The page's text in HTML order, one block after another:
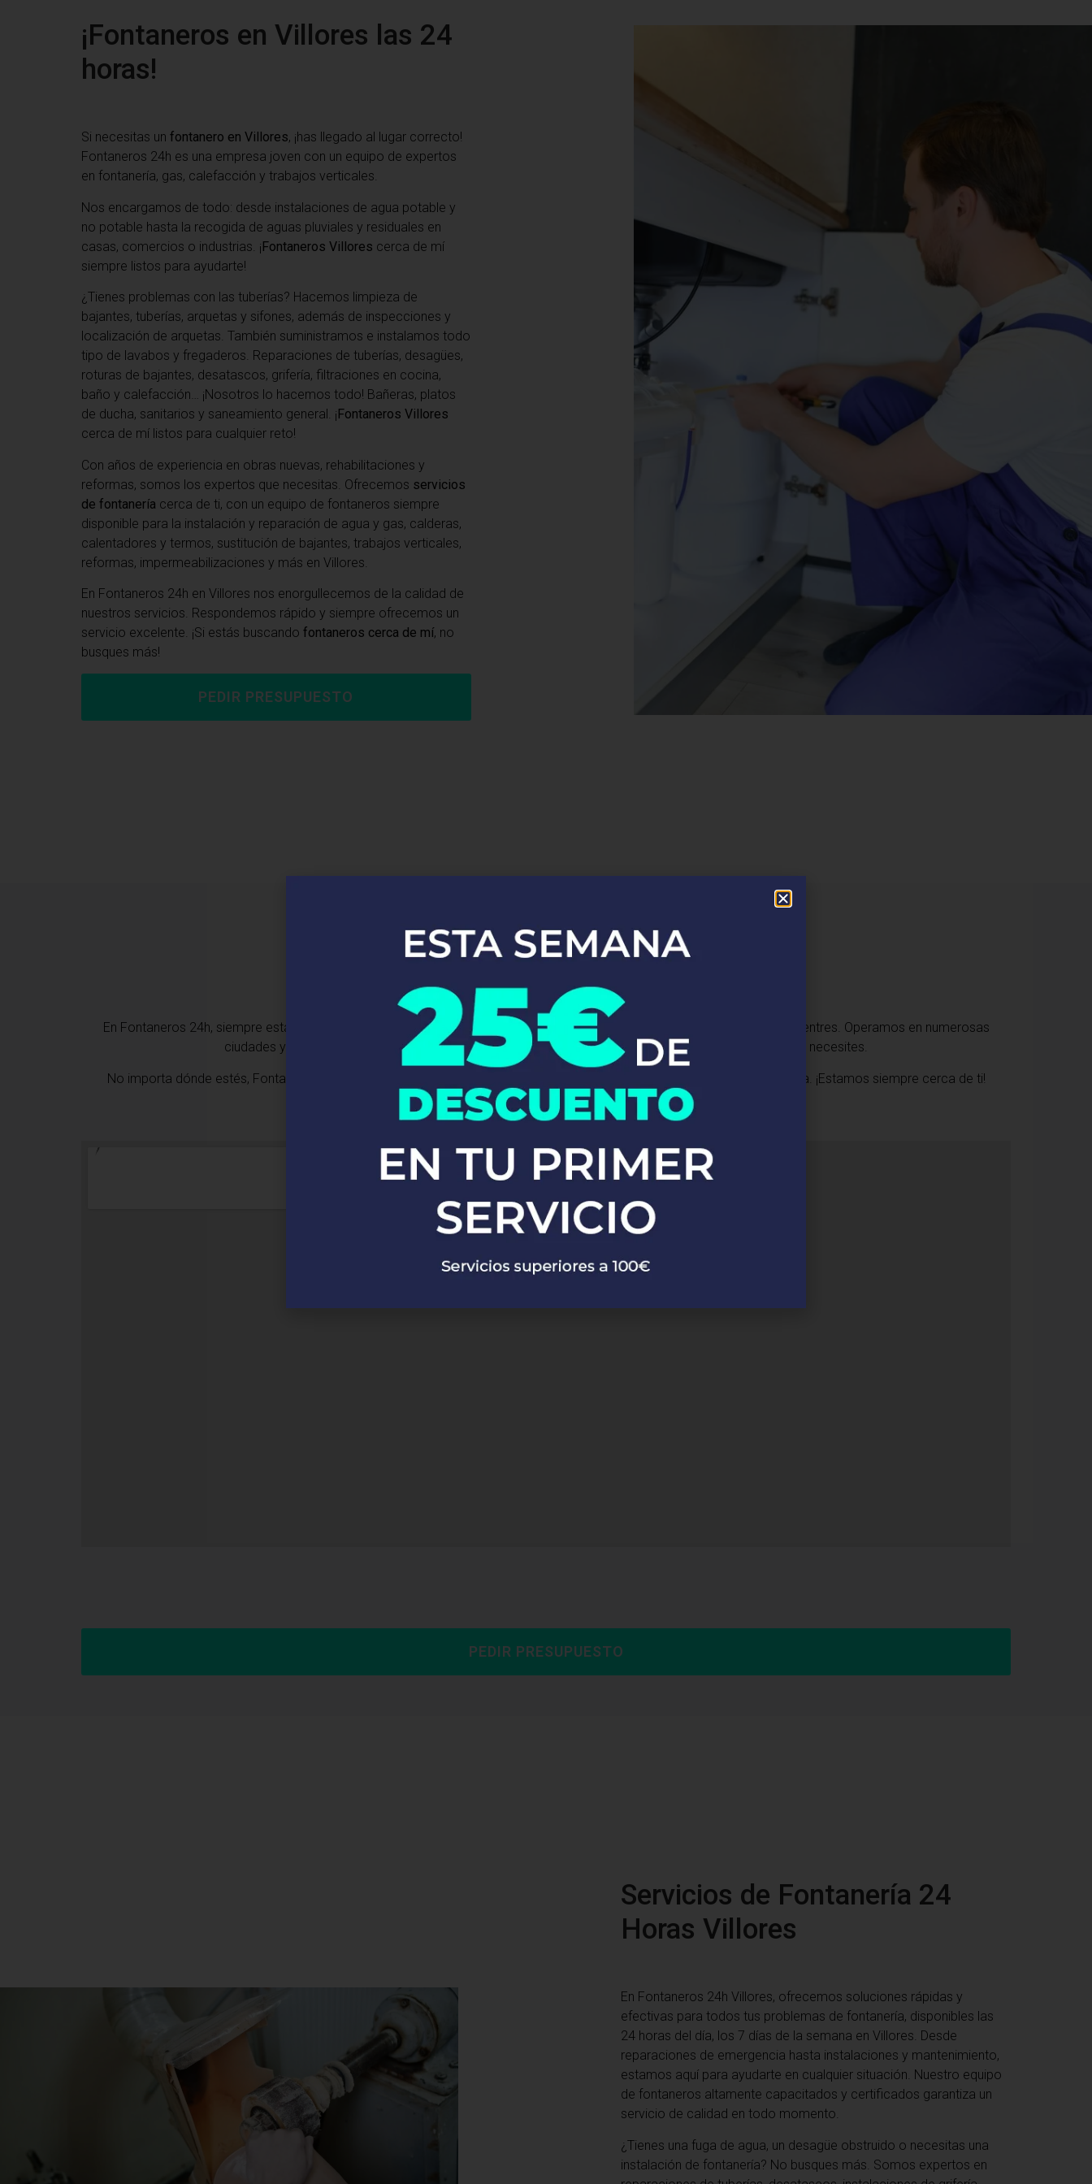
¡Fontaneros en Villores las 24
horas!
Si necesitas un fontanero en Villores, ¡has llegado al lugar correcto!
Fontaneros 24h es una empresa joven con un equipo de expertos
en fontanería, gas, calefacción y trabajos verticales.
Nos encargamos de todo: desde instalaciones de agua potable y
no potable hasta la recogida de aguas pluviales y residuales en
casas, comercios o industrias. ¡Fontaneros Villores cerca de mí
siempre listos para ayudarte!
¿Tienes problemas con las tuberías? Hacemos limpieza de
bajantes, tuberías, arquetas y sifones, además de inspecciones y
localización de arquetas. También suministramos e instalamos todo
tipo de lavabos y fregaderos. Reparaciones de tuberías, desagües,
roturas de bajantes, desatascos, grifería, filtraciones en cocina,
baño y calefacción… ¡Nosotros lo hacemos todo! Bañeras, platos
de ducha, sanitarios y saneamiento general. ¡ Fontaneros Villores
cerca de mí listos para cualquier reto!
Con años de experiencia en obras nuevas, rehabilitaciones y
reformas, somos los expertos que necesitas. Ofrecemos servicios
de fontanería cerca de ti, con un equipo de fontaneros siempre
disponible para la instalación y reparación de agua y gas, calderas,
calentadores y termos, sustitución de bajantes, trabajos verticales,
reformas, impermeabilizaciones y más en Villores.
En Fontaneros 24h en Villores nos enorgullecemos de la calidad de
nuestros servicios. Respondemos rápido y siempre ofrecemos un
servicio excelente. ¡Si estás buscando fontaneros cerca de mí, no
busques más!
PEDIR PRESUPUESTO
¿Dónde Estamos?​
En Fontaneros 24h, siempre estamos cerca de ti para ofrecerte el mejor servicio de fontanería, sin importar dónde te encuentres. Operamos en numerosas
ciudades y localidades para asegurarnos de que siempre puedas contar con nosotros cuando más lo necesites.
No importa dónde estés, Fontaneros 24h en Villores está a tu disposición para solucionar cualquier problema de fontanería. ¡Estamos siempre cerca de ti!
PEDIR PRESUPUESTO
Servicios de Fontanería 24
Horas Villores
En Fontaneros 24h Villores, ofrecemos soluciones rápidas y
efectivas para todos tus problemas de fontanería, disponibles las
24 horas del día, los 7 días de la semana en Villores. Desde
reparaciones de emergencia hasta instalaciones y mantenimiento,
estamos aquí para ayudarte en cualquier situación. Nuestro equipo
de fontaneros altamente capacitados y certificados garantiza un
servicio de calidad en todo momento.
¿Tienes una fuga de agua, un desagüe obstruido o necesitas una
instalación de fontanería? No busques más. Somos expertos en